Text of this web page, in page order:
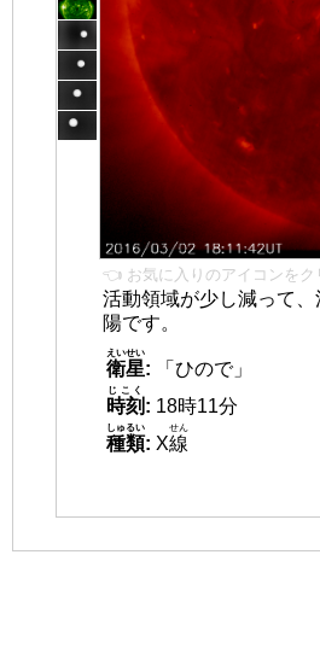
👈 お気に入りのアイコンをク
活動領域が少し減って
陽です。
衛星
えいせい
:
「ひので」
時刻
じこく
: 18時11分
種類
しゅるい
: X線
せん